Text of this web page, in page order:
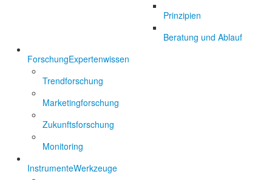
Prinzipien
Beratung und Ablauf
ForschungExpertenwissen
Trendforschung
Marketingforschung
Zukunftsforschung
Monitoring
InstrumenteWerkzeuge